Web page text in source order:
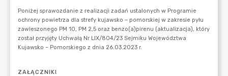
ZAŁĄCZNIKI